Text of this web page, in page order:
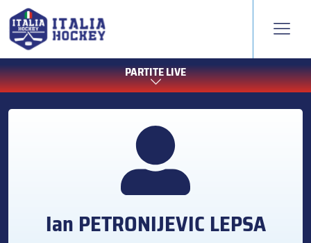
PARTITE LIVE
Ian PETRONIJEVIC LEPSA